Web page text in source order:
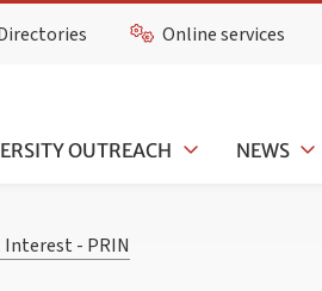
Online services
OUTREACH NEWS
- PRIN